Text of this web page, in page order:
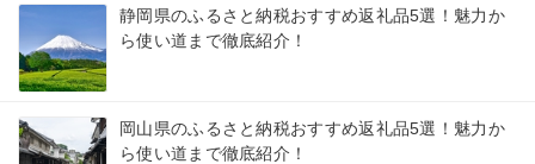
静岡県のふるさと納税おすすめ返礼品5選！魅力か
ら使い道まで徹底紹介！
岡山県のふるさと納税おすすめ返礼品5選！魅力か
ら使い道まで徹底紹介！